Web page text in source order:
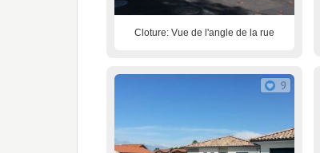
Cloture: Vue de l'angle de la rue
9